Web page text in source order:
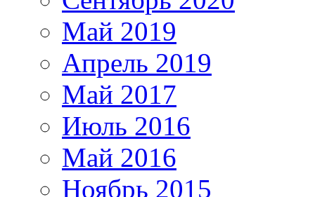
Май 2019
Апрель 2019
Май 2017
Июль 2016
Май 2016
Ноябрь 2015